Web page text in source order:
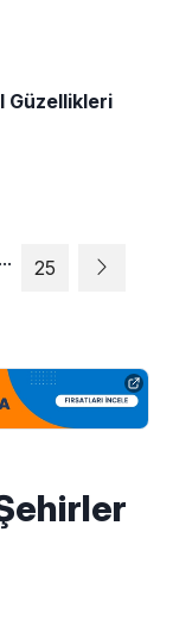
Güzellikleri
... 25